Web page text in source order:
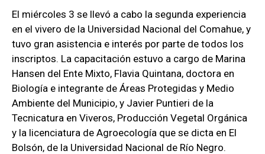
El miércoles 3 se llevó a cabo la segunda experiencia
en el vivero de la Universidad Nacional del Comahue, y
tuvo gran asistencia e interés por parte de todos los
inscriptos. La capacitación estuvo a cargo de Marina
Hansen del Ente Mixto, Flavia Quintana, doctora en
Biología e integrante de Áreas Protegidas y Medio
Ambiente del Municipio, y Javier Puntieri de la
Tecnicatura en Viveros, Producción Vegetal Orgánica
y la licenciatura de Agroecología que se dicta en El
Bolsón, de la Universidad Nacional de Río Negro.